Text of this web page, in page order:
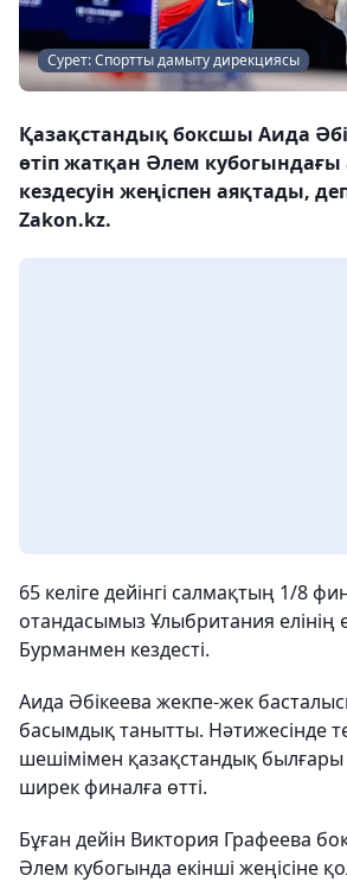
Сурет: Спортты дамыту дирекциясы
Қазақстандық боксшы Аида
өтіп жатқан Әлем
кездесуін жеңіспен аяқтады,
Zakon.kz.
65 келіге дейінгі салмақтың 1/8
отандасымыз Ұлыбритания елінің
Бурманмен кездесті.
Аида Әбікеева жекпе-жек
басымдық танытты. Нәтижесінде
шешімімен қазақстандық былғары
ширек финалға өтті.
Бұған дейін Виктория Графеева
Әлем кубогында екінші жеңісіне